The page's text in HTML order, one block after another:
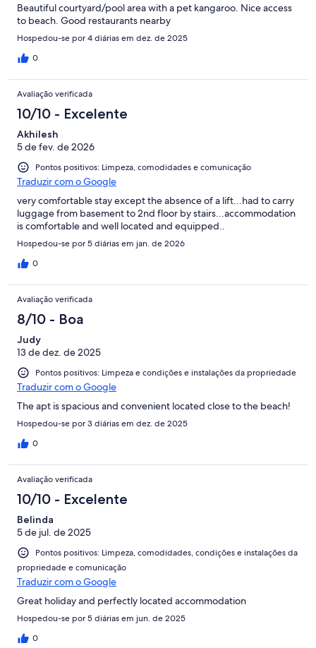
Beautiful courtyard/pool area with a pet kangaroo. Nice access
to beach. Good restaurants nearby
Hospedou-se por 4 diárias em dez. de 2025
0
Avaliação verificada
10/10 - Excelente
Akhilesh
5 de fev. de 2026
Pontos positivos: Limpeza, comodidades e comunicação
Traduzir com o Google
very comfortable stay except the absence of a lift...had to carry
luggage from basement to 2nd floor by stairs...accommodation
is comfortable and well located and equipped..
Hospedou-se por 5 diárias em jan. de 2026
0
Avaliação verificada
8/10 - Boa
Judy
13 de dez. de 2025
Pontos positivos: Limpeza e condições e instalações da propriedade
Traduzir com o Google
The apt is spacious and convenient located close to the beach!
Hospedou-se por 3 diárias em dez. de 2025
0
Avaliação verificada
10/10 - Excelente
Belinda
5 de jul. de 2025
Pontos positivos: Limpeza, comodidades, condições e instalações da
propriedade e comunicação
Traduzir com o Google
Great holiday and perfectly located accommodation
Hospedou-se por 5 diárias em jun. de 2025
0